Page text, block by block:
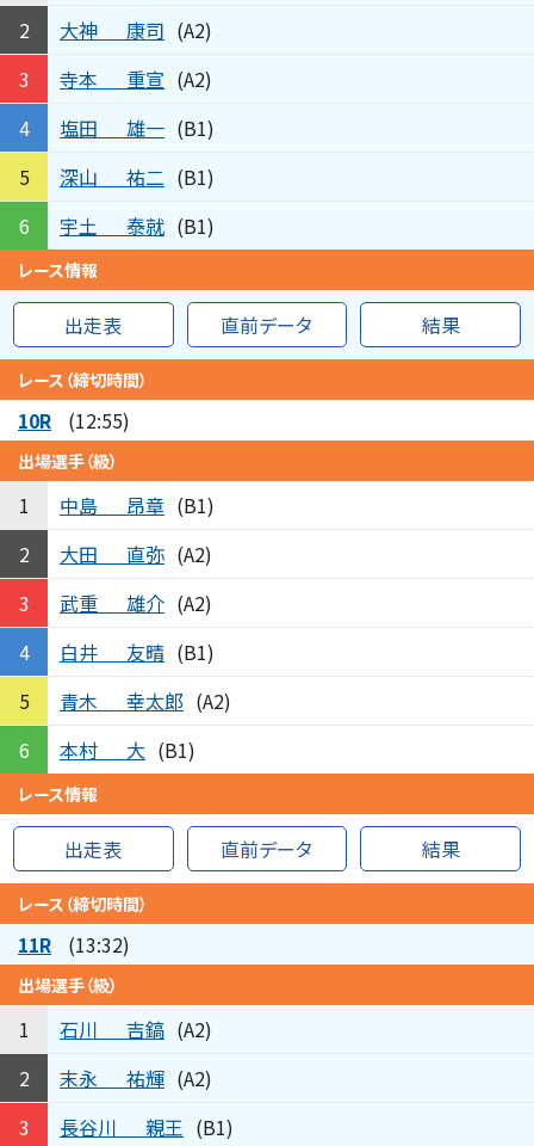
2
大神 康司 (A2)
3
寺本 重宣 (A2)
4
塩田 雄一 (B1)
5
深山 祐二 (B1)
6
宇土 泰就 (B1)
レース情報
出走表 直前データ 結果
レース（締切時間）
10R (12:55)
出場選手（級）
1 中島 昂章 (B1)
2
大田 直弥 (A2)
3
武重 雄介 (A2)
4
白井 友晴 (B1)
5
青木 幸太郎 (A2)
6
本村 大 (B1)
レース情報
出走表 直前データ 結果
レース（締切時間）
11R (13:32)
出場選手（級）
1 石川 吉鎬 (A2)
2
末永 祐輝 (A2)
3
長谷川 親王 (B1)